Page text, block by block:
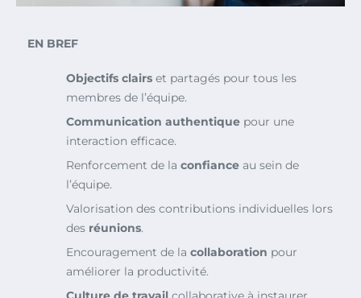
EN BREF
Objectifs clairs et partagés pour tous les
membres de l’équipe.
Communication authentique pour une
interaction efficace.
Renforcement de la confiance au sein de
l’équipe.
Valorisation des contributions individuelles lors
des réunions.
Encouragement de la collaboration pour
améliorer la productivité.